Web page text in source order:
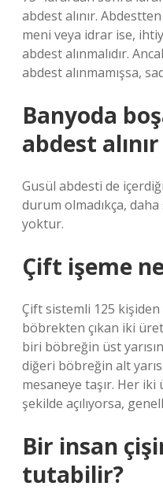
abdest alınır.
meni veya idrar ise,
abdest alınmalıdır.
abdest alınmamışsa,
Banyoda
abdest alınır
Gusül abdesti de
durum olmadıkça,
yoktur.
Çift işeme
Çift sistemli 125
böbrekten çıkan iki
biri böbreğin üst
diğeri böbreğin alt
mesaneye taşır. Her
şekilde açılıyorsa,
Bir insan
tutabilir?